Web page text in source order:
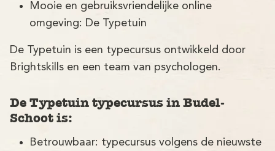
Mooie en gebruiksvriendelijke online
omgeving: De Typetuin
De Typetuin is een typecursus ontwikkeld door
Brightskills en een team van psychologen.
De Typetuin typecursus in Budel-
Schoot is:
Betrouwbaar: typecursus volgens de nieuwste